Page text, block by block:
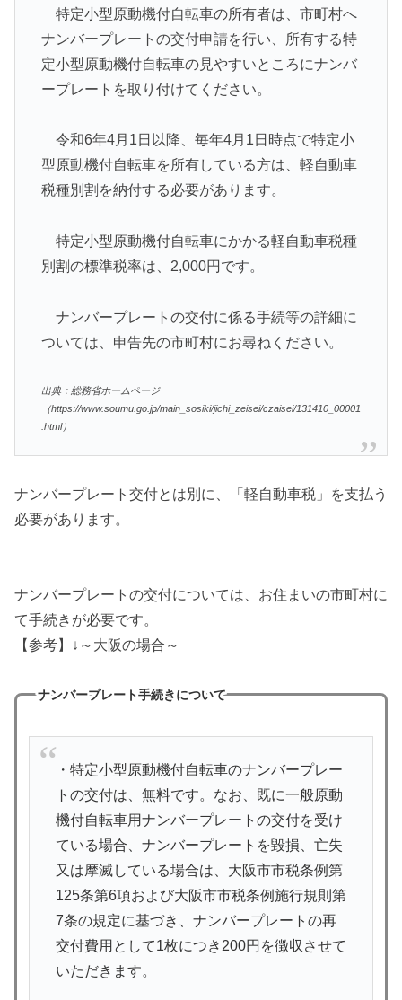
特定小型原動機付自転車の所有者は、市町村へ
ナンバープレートの交付申請を行い、所有する特
定小型原動機付自転車の見やすいところにナンバ
ープレートを取り付けてください。
令和6年4月1日以降、毎年4月1日時点で特定小
型原動機付自転車を所有している方は、軽自動車
税種別割を納付する必要があります。
特定小型原動機付自転車にかかる軽自動車税種
別割の標準税率は、2,000円です。
ナンバープレートの交付に係る手続等の詳細に
ついては、申告先の市町村にお尋ねください。
出典：総務省ホームページ
（https://www.soumu.go.jp/main_sosiki/jichi_zeisei/czaisei/131410_00001
.html）
ナンバープレート交付とは別に、「軽自動車税」を支払う
必要があります。
ナンバープレートの交付については、お住まいの市町村に
て手続きが必要です。
【参考】↓～大阪の場合～
ナンバープレート手続きについて
・特定小型原動機付自転車のナンバープレー
トの交付は、無料です。なお、既に一般原動
機付自転車用ナンバープレートの交付を受け
ている場合、ナンバープレートを毀損、亡失
又は摩滅している場合は、大阪市市税条例第
125条第6項および大阪市市税条例施行規則第
7条の規定に基づき、ナンバープレートの再
交付費用として1枚につき200円を徴収させて
いただきます。